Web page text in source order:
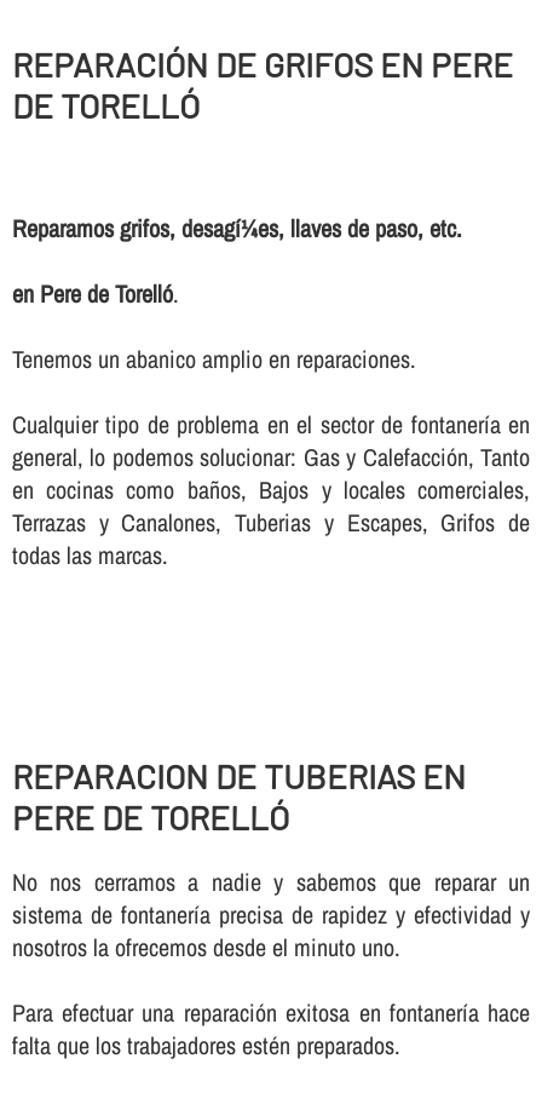
REPARACIÓN DE GRIFOS EN PERE
DE TORELLÓ
Reparamos grifos, desagí¼es, llaves de paso, etc.
en Pere de Torelló.
Tenemos un abanico amplio en reparaciones.
Cualquier tipo de problema en el sector de fontanerí­a en
general, lo podemos solucionar: Gas y Calefacción, Tanto
en cocinas como baños, Bajos y locales comerciales,
Terrazas y Canalones, Tuberias y Escapes, Grifos de
todas las marcas.
REPARACION DE TUBERIAS EN
PERE DE TORELLÓ
No nos cerramos a nadie y sabemos que reparar un
sistema de fontanerí­a precisa de rapidez y efectividad y
nosotros la ofrecemos desde el minuto uno.
Para efectuar una reparación exitosa en fontanerí­a hace
falta que los trabajadores estén preparados.